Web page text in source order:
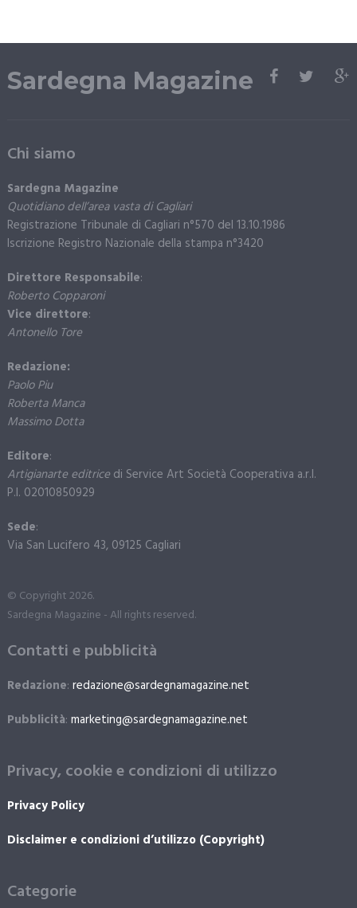
Sardegna Magazine
Chi siamo
Sardegna Magazine
Quotidiano dell’area vasta di Cagliari
Registrazione Tribunale di Cagliari n°570 del 13.10.1986
Iscrizione Registro Nazionale della stampa n°3420
Direttore Responsabile:
Roberto Copparoni
Vice direttore:
Antonello Tore
Redazione:
Paolo Piu
Roberta Manca
Massimo Dotta
Editore:
Artigianarte editricedi Service Art Società Cooperativa a.r.l.
P.I. 02010850929
Sede:
Via San Lucifero 43, 09125 Cagliari
© Copyright 2026.
Sardegna Magazine - All rights reserved.
Contatti e pubblicità
Redazione: redazione@sardegnamagazine.net
Pubblicità: marketing@sardegnamagazine.net
Privacy, cookie e condizioni di utilizzo
Privacy Policy
Disclaimer e condizioni d’utilizzo (Copyright)
Categorie